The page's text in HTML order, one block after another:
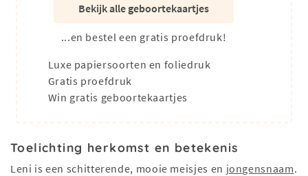
Bekijk alle geboortekaartjes
...en bestel een gratis proefdruk!
Luxe papiersoorten en foliedruk
Gratis proefdruk
Win gratis geboortekaartjes
Toelichting herkomst en betekenis
Leni is een schitterende, mooie meisjes en jongensnaam.